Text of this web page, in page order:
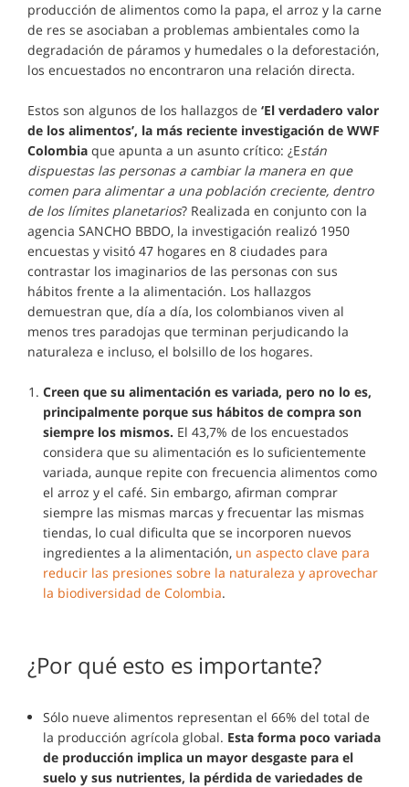
producción de alimentos como la papa, el arroz y la carne
de res se asociaban a problemas ambientales como la
degradación de páramos y humedales o la deforestación,
los encuestados no encontraron una relación directa.
Estos son algunos de los hallazgos de ‘El verdadero valor
de los alimentos’, la más reciente investigación de WWF
Colombia que apunta a un asunto crítico: ¿Están
dispuestas las personas a cambiar la manera en que
comen para alimentar a una población creciente, dentro
de los límites planetarios? Realizada en conjunto con la
agencia SANCHO BBDO, la investigación realizó 1950
encuestas y visitó 47 hogares en 8 ciudades para
contrastar los imaginarios de las personas con sus
hábitos frente a la alimentación. Los hallazgos
demuestran que, día a día, los colombianos viven al
menos tres paradojas que terminan perjudicando la
naturaleza e incluso, el bolsillo de los hogares.
Creen que su alimentación es variada, pero no lo es,
principalmente porque sus hábitos de compra son
siempre los mismos. El 43,7% de los encuestados
considera que su alimentación es lo suficientemente
variada, aunque repite con frecuencia alimentos como
el arroz y el café. Sin embargo, afirman comprar
siempre las mismas marcas y frecuentar las mismas
tiendas, lo cual dificulta que se incorporen nuevos
ingredientes a la alimentación, un aspecto clave para
reducir las presiones sobre la naturaleza y aprovechar
la biodiversidad de Colombia.
¿Por qué esto es importante?
Sólo nueve alimentos representan el 66% del total de
la producción agrícola global. Esta forma poco variada
de producción implica un mayor desgaste para el
suelo y sus nutrientes, la pérdida de variedades de